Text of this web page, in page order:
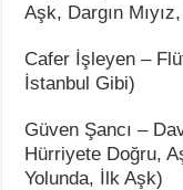
Aşk, Dargın
Cafer İşleyen –
İstanbul Gibi)
Güven Şancı –
Hürriyete Doğru,
Yolunda, İlk Aşk)